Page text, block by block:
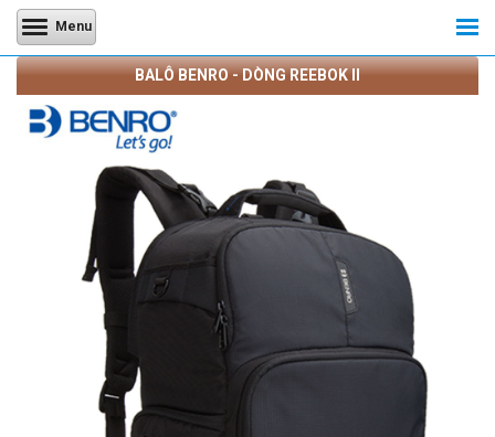
Menu
BALÔ BENRO - DÒNG REEBOK II